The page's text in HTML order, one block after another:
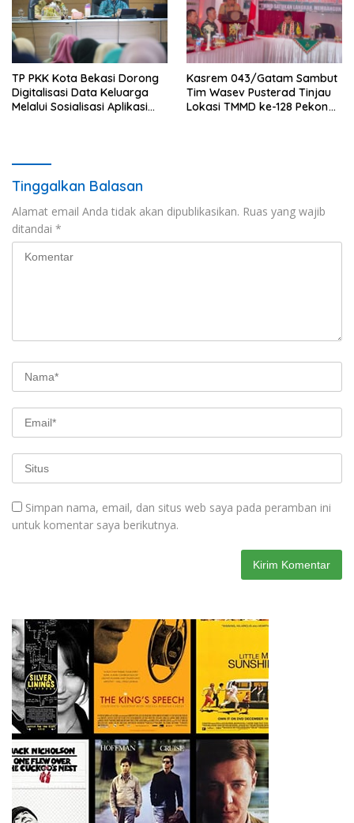
TP PKK Kota Bekasi Dorong
Digitalisasi Data Keluarga
Melalui Sosialisasi Aplikasi
Kasrem 043/Gatam Sambut
Tim Wasev Pusterad Tinjau
Lokasi TMMD ke-128 Pekon
Tinggalkan Balasan
Alamat email Anda tidak akan dipublikasikan. Ruas yang wajib
ditandai *
Simpan nama, email, dan situs web saya pada peramban ini
untuk komentar saya berikutnya.